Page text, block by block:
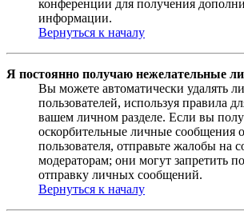
конференции для получения
информации.
Вернуться к началу
Я постоянно получаю нежелательные
Вы можете автоматически удалять
пользователей, используя правила
вашем личном разделе. Если вы
оскорбительные личные сообщения
пользователя, отправьте жалобы на
модераторам; они могут запретить
отправку личных сообщений.
Вернуться к началу